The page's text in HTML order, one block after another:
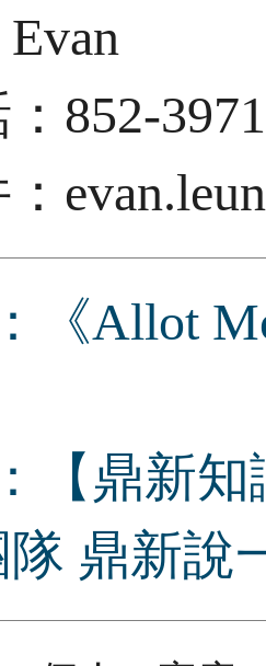
852-
《Allot
【鼎新
鼎新說